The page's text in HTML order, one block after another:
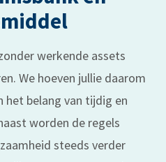
werkende assets
We hoeven jullie daarom
belang van tijdig en
worden de regels
steeds verder